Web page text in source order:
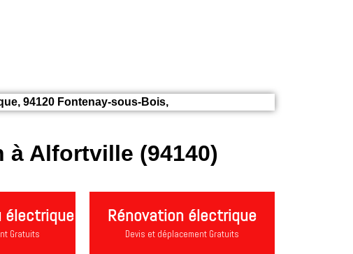
94120 Fontenay-sous-Bois,
à Alfortville (94140)
électrique
Gratuits
Rénovation électrique
Devis et déplacement Gratuits